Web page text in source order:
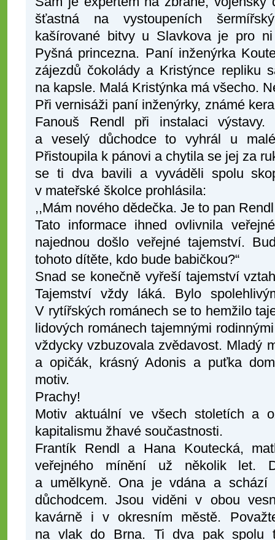
šťastná na vystoupeních
kašírované bitvy u Slavkova je pro
Pyšná princezna. Paní inženýrka
zájezdů čokolády a Kristýnce repliku
na kapsle. Malá Kristýnka má všecho.
Při vernisáži paní inženýrky, známé
Fanouš Rendl při instalaci výstavy.
a veselý důchodce to vyhrál u
Přistoupila k pánovi a chytila se jej za
se ti dva bavili a vyváděli spolu
v mateřské školce prohlásila:
,,Mám nového dědečka. Je to pan
Tato informace ihned ovlivnila
najednou došlo veřejné tajemství.
tohoto dítěte, kdo bude babičkou?“
Snad se konečně vyřeší tajemství
Tajemství vždy láká. Bylo
V rytířských románech se to hemžilo
lidových románech tajemnými
vždycky vzbuzovala zvědavost. Mladý
a opičák, krásný Adonis a puťka
motiv.
Prachy!
Motiv aktuální ve všech stoletích a
kapitalismu žhavé součastnosti.
Frantík Rendl a Hana Koutecká,
veřejného mínění už několik let.
a umělkyně. Ona je vdána a schází
důchodcem. Jsou viděni v obou
kavárně i v okresním městě.
na vlak do Brna. Ti dva pak spolu